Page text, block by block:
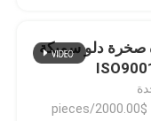
صخرة دلو سميكة